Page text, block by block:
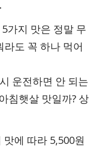
가지 맛은 정말 무
도 꼭 하나 먹어
운전하면 안 되는
침햇살 맛일까? 상
에 따라 5,500원